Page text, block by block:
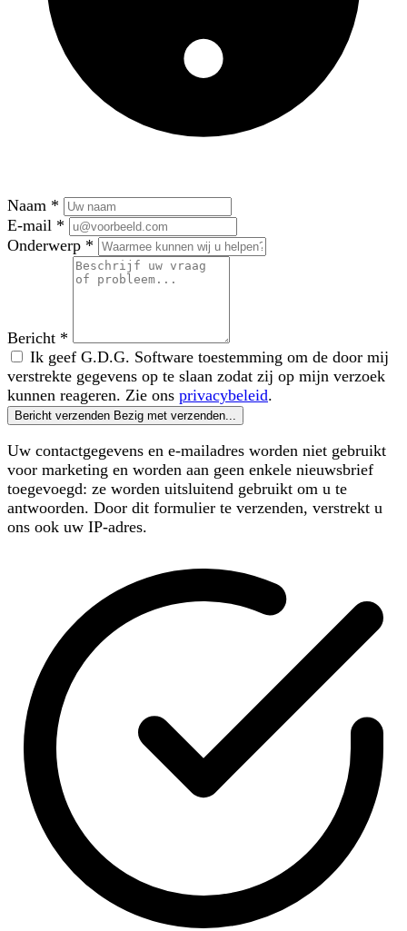
Naam *
E-mail *
Onderwerp *
Bericht *
Ik geef G.D.G. Software toestemming om de door mij
verstrekte gegevens op te slaan zodat zij op mijn verzoek
kunnen reageren. Zie ons privacybeleid.
Bericht verzenden Bezig met verzenden...
Uw contactgegevens en e-mailadres worden niet gebruikt
voor marketing en worden aan geen enkele nieuwsbrief
toegevoegd: ze worden uitsluitend gebruikt om u te
antwoorden. Door dit formulier te verzenden, verstrekt u
ons ook uw IP-adres.